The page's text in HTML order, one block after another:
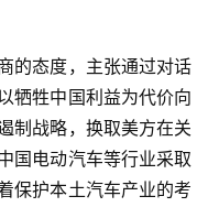
的态度，主张通过对话
牺牲中国利益为代价向
制战略，换取美方在关
国电动汽车等行业采取
保护本土汽车产业的考